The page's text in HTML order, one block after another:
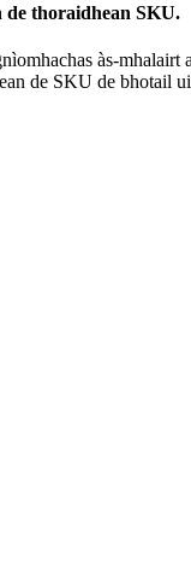
de thoraidhean SKU.
às-
de SKU de